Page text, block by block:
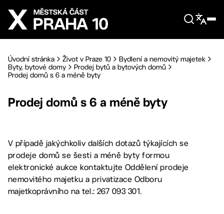
Přejít na hlavní obsah
Úvodní stránka Život v Praze 10
Bydlení a nemovitý majetek
Byty, bytové domy
Prodej bytů a bytových domů
Prodej domů s 6 a méně byty
Prodej domů s 6 a méně byty
V případě jakýchkoliv dalších dotazů týkajících se
prodeje domů se šesti a méně byty formou
elektronické aukce kontaktujte Oddělení prodeje
nemovitého majetku a privatizace Odboru
majetkoprávního na tel.: 267 093 301.